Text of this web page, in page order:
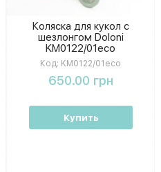
Коляска для кукол с
шезлонгом Doloni
KM0122/01eco
Код: KM0122/01eco
650.00 грн
Купить